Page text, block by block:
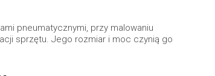
pneumatycznymi, przy malowaniu
sprzętu. Jego rozmiar i moc czynią go